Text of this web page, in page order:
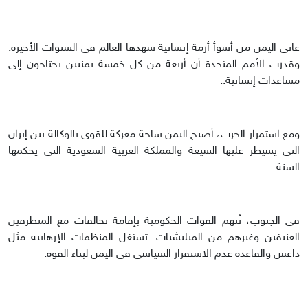
عانى اليمن من أسوأ أزمة إنسانية شهدها العالم في السنوات الأخيرة.
وقدرت الأمم المتحدة أن أربعة من كل خمسة يمنيين يحتاجون إلى
مساعدات إنسانية..
ومع استمرار الحرب، أصبح اليمن ساحة معركة للقوى بالوكالة بين إيران
التي يسيطر عليها الشيعة والمملكة العربية السعودية التي يحكمها
السنة.
في الجنوب، تُتهم القوات الحكومية بإقامة تحالفات مع المتطرفين
العنيفين وغيرهم من الميليشيات. تستغل المنظمات الإرهابية مثل
داعش والقاعدة عدم الاستقرار السياسي في اليمن لبناء القوة.